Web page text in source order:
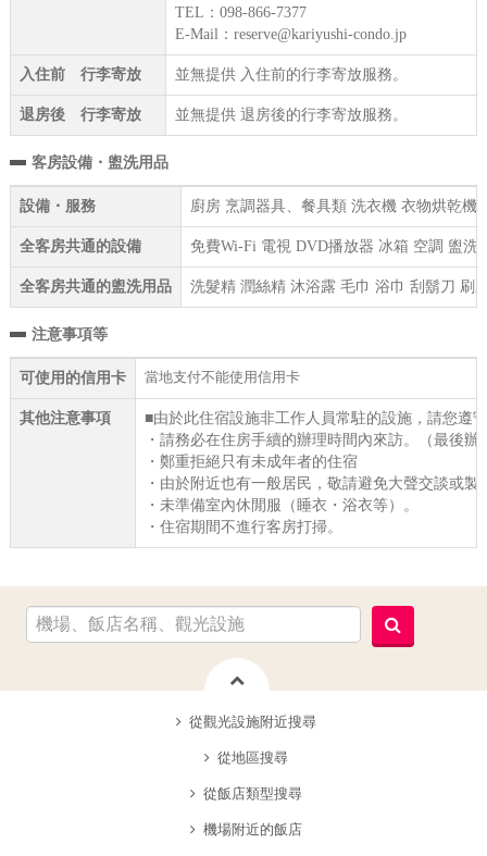
TEL：098-866-7377
E-Mail：reserve@kariyushi-condo.jp
入住前 行李寄放 並無提供 入住前的行李寄放服務。
退房後 行李寄放 並無提供 退房後的行李寄放服務。
客房設備・盥洗用品
設備・服務 廚房 烹調器具、餐具類 洗衣機 衣物烘乾機
全客房共通的設備 免費Wi-Fi 電視 DVD播放器 冰箱 空調 盥
全客房共通的盥洗用品 洗髮精 潤絲精 沐浴露 毛巾 浴巾 刮鬍刀 刷
注意事項等
可使用的信用卡 當地支付不能使用信用卡
其他注意事項
■由於此住宿設施非工作人員常駐的設施，請您遵
・請務必在住房手續的辦理時間內來訪。（最後辦
・鄭重拒絕只有未成年者的住宿
・由於附近也有一般居民，敬請避免大聲交談或製
・未準備室內休閒服（睡衣・浴衣等）。
・住宿期間不進行客房打掃。
從觀光設施附近搜尋
從地區搜尋
從飯店類型搜尋
機場附近的飯店